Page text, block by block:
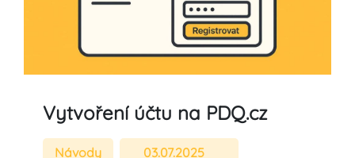
Vytvoření účtu na PDQ.cz
Návody 03.07.2025